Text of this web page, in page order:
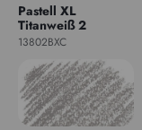
Pastell XL
Titanweiß 2
13802BXC